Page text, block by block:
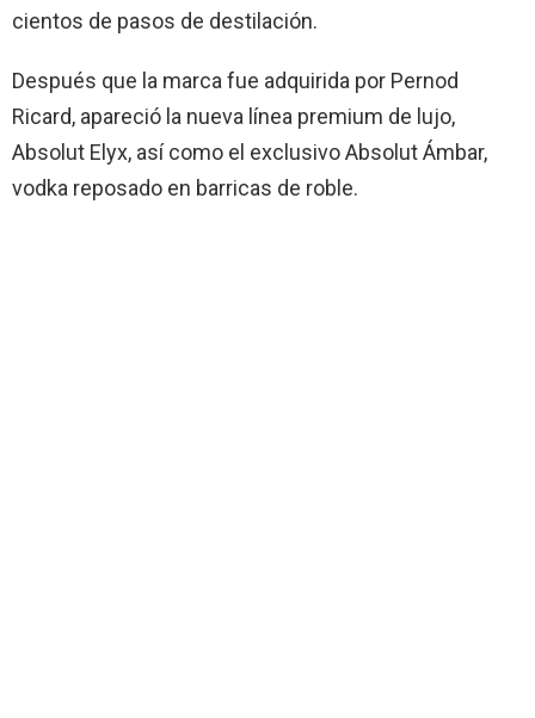
cientos de pasos de destilación.
Después que la marca fue adquirida por Pernod
Ricard, apareció la nueva línea premium de lujo,
Absolut Elyx, así como el exclusivo Absolut Ámbar,
vodka reposado en barricas de roble.